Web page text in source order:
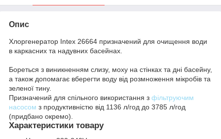
Опис
Хлоргенератор Intex 26664 призначений для очищення води
в каркасних та надувних басейнах.
Бореться з виникненням слизу, моху на стінках та дні басейну,
а також допомагає вберегти воду від розмноження мікробів та
зеленої тину.
Призначений для спільного використання з фільтруючим
насосом з продуктивністю від 1136 л/год до 3785 л/год
(придбано окремо).
Характеристики товару